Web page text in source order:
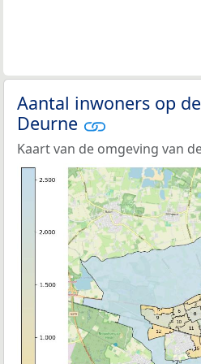
Aantal inwoners op
Deurne
Kaart van de omgeving van